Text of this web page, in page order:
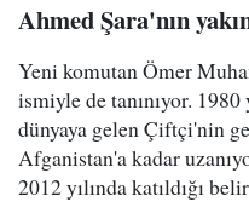
Ahmed Şara'nın
Yeni komutan Ömer
ismiyle de tanınıyor.
dünyaya gelen Çiftçi'nin
Afganistan'a kadar
2012 yılında katıldığı